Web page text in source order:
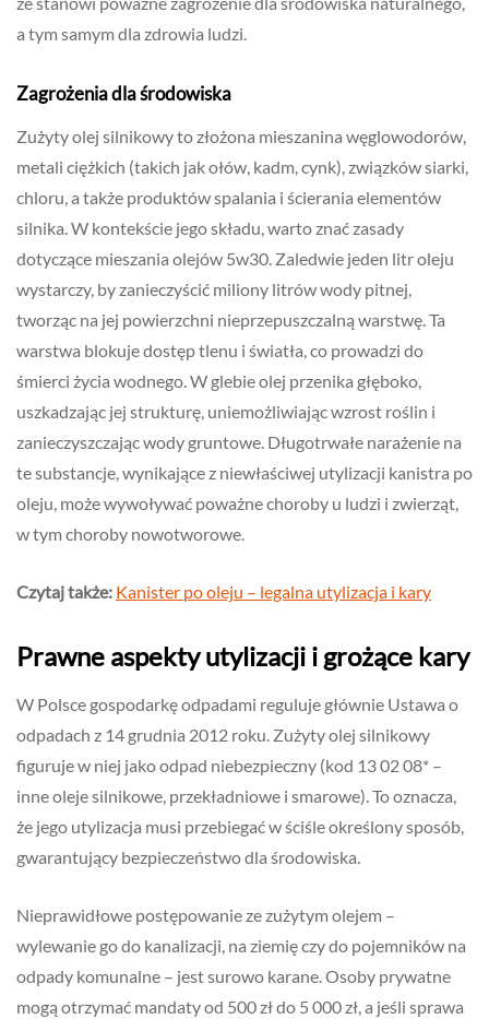
a tym samym dla zdrowia ludzi.
Zagrożenia dla środowiska
Zużyty olej silnikowy to złożona mieszanina węglowodorów,
metali ciężkich (takich jak ołów, kadm, cynk), związków siarki,
chloru, a także produktów spalania i ścierania elementów
silnika. W kontekście jego składu, warto znać zasady
dotyczące mieszania olejów 5w30. Zaledwie jeden litr oleju
wystarczy, by zanieczyścić miliony litrów wody pitnej,
tworząc na jej powierzchni nieprzepuszczalną warstwę. Ta
warstwa blokuje dostęp tlenu i światła, co prowadzi do
śmierci życia wodnego. W glebie olej przenika głęboko,
uszkadzając jej strukturę, uniemożliwiając wzrost roślin i
zanieczyszczając wody gruntowe. Długotrwałe narażenie na
te substancje, wynikające z niewłaściwej utylizacji kanistra po
oleju, może wywoływać poważne choroby u ludzi i zwierząt,
w tym choroby nowotworowe.
Czytaj także: Kanister po oleju – legalna utylizacja i kary
Prawne aspekty utylizacji i grożące kary
W Polsce gospodarkę odpadami reguluje głównie Ustawa o
odpadach z 14 grudnia 2012 roku. Zużyty olej silnikowy
figuruje w niej jako odpad niebezpieczny (kod 13 02 08* –
inne oleje silnikowe, przekładniowe i smarowe). To oznacza,
że jego utylizacja musi przebiegać w ściśle określony sposób,
gwarantujący bezpieczeństwo dla środowiska.
Nieprawidłowe postępowanie ze zużytym olejem –
wylewanie go do kanalizacji, na ziemię czy do pojemników na
odpady komunalne – jest surowo karane. Osoby prywatne
mogą otrzymać mandaty od 500 zł do 5 000 zł, a jeśli sprawa